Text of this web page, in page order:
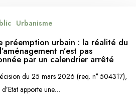
Urbanisme
préemption urbain : la réalité du
n’est pas
par un calendrier arrêté
du 25 mars 2026 (req. n° 504317),
apporte une…